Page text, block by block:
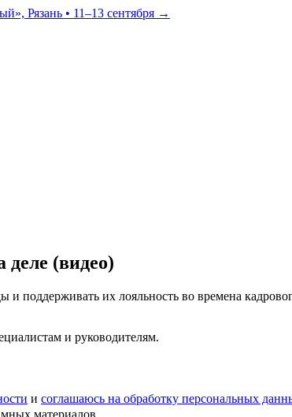
Рязань • 11–13 сентября →
(видео)
и поддерживать их лояльность во времена
и руководителям.
и соглашаюсь на обработку персональных
материалов